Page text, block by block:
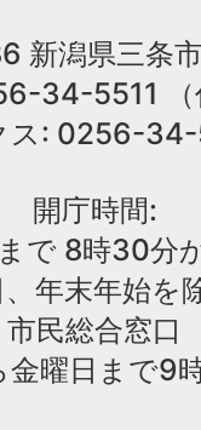
新潟県三条
34-5511
ス: 0256-
開庁時間:
で 8時30分
、年末年始を
市民総合窓口
金曜日まで9